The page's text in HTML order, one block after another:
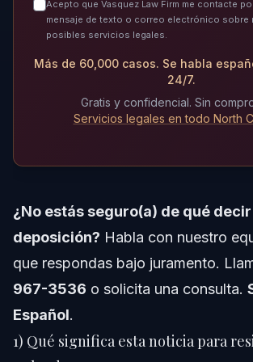
5) Preguntas típicas en una
lesiones personales (y cómo
Historial médico y lesiones previas
Cómo ocurrió el accidente y quién tuvo
Objeciones: qué significan y qué hacer
Puedes pedir pausas y aclaraciones
acuerdo
7) Cómo Vasquez Law Firm, PLLC
Acepto que Vasquez Law Firm me contacte
mensaje de texto o correo electrónico sobre
posibles servicios legales.
Más de 60,000 casos. Se habla
24/7.
Gratis y confidencial. Sin
Servicios legales en todo North
¿No estás seguro(a) de qué
deposición? Habla con nuestro
que respondas bajo juramento.
967-3536 o solicita una consulta.
Español.
1) Qué significa esta noticia para